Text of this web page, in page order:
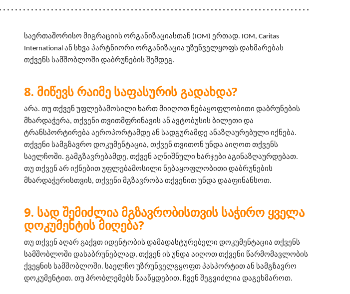
საერთაშორისო მიგრაციის ორგანიზაციასთან (IOM) ერთად. IOM, Caritas
International ან სხვა პარტნიორი ორგანიზაცია უზუნველყოფს დახმარებას
თქვენს სამშობლოში დაბრუნების შემდეგ.
ᲛᲘᲬᲔᲕᲡ ᲠᲐᲘᲛᲔ ᲡᲐᲤᲐᲡᲣᲠᲘᲡ ᲒᲐᲓᲐᲮᲓᲐ?
არა. თუ თქვენ უფლებამოსილი ხართ მიიღოთ ნებაყოფლობითი დაბრუნების
მხარდაჭერა, თქვენი თვითმფრინავის ან ავტობუსის ბილეთი და
ტრანსპორტირება აეროპორტამდე ან სადგურამდე ანაზღაურებული იქნება.
თქვენი სამგზავრო დოკუმენტაცია, თქვენ თვითონ უნდა აიღოთ თქვენს
საელჩოში. გამგზავრებამდე, თქვენ აღნიშნული ხარჯები აგინაზღაურდებათ.
თუ თქვენ არ იქნებით უფლებამოსილი ნებაყოფლობითი დაბრუნების
მხარდაჭერისთვის, თქვენი მგზავრობა თქვენით უნდა დააფინანსოთ.
ᲡᲐᲓ ᲨᲔᲛᲘᲫᲚᲘᲐ ᲛᲒᲖᲐᲕᲠᲝᲑᲘᲡᲗᲕᲘᲡ ᲡᲐᲭᲘᲠᲝ ᲧᲕᲔᲚᲐ
ᲓᲝᲙᲣᲛᲔᲜᲢᲘᲡ ᲛᲘᲦᲔᲑᲐ?
თუ თქვენ აღარ გაქვთ იდენტობის დამადასტურებელი დოკუმენტაცია თქვენს
სამშობლოში დასაბრუნებლად, თქვენ ის უნდა აიღოთ თქვენი წარმომავლობის
ქვეყნის სამშობლოში. საელჩო უზრუნველგყოფთ პასპორტით ან სამგზავრო
დოკუმენტით. თუ პრობლემებს წააწყდებით, ჩვენ შეგვიძლია დაგეხმაროთ.